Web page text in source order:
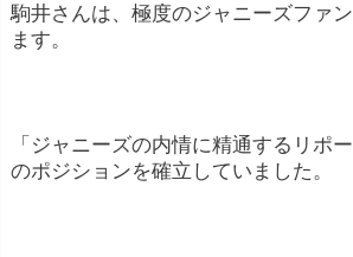
駒井さんは、極度のジャニーズファ
ます。
「ジャニーズの内情に精通するリポ
のポジションを確立していました。